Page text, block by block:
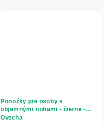
Ponožky pre osoby s
objemnými nohami - čierne -
Ovecha